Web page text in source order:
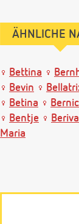
ÄHNLICHE
Bettina
Bevin
Betina
Bentje
Maria